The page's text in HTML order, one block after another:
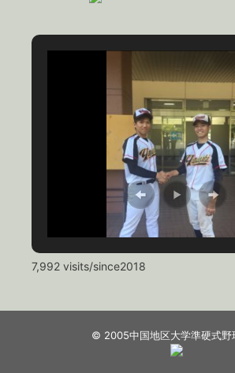
7,992 visits/since2018
© 2005中国地区大学準硬式野